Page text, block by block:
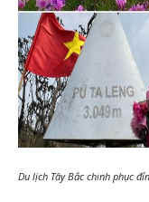
Du lịch Tây Bắc chinh phục